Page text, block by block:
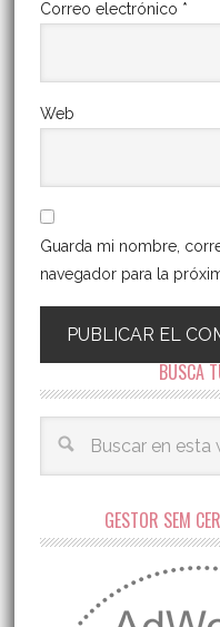
Correo electrónico *
Web
Guarda mi nombre,
navegador para la
BUSCA
GESTOR SEM